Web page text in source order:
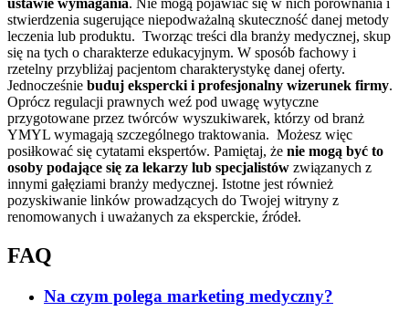
ustawie wymagania. Nie mogą pojawiać się w nich porównania i
stwierdzenia sugerujące niepodważalną skuteczność danej metody
leczenia lub produktu. Tworząc treści dla branży medycznej, skup
się na tych o charakterze edukacyjnym. W sposób fachowy i
rzetelny przybliżaj pacjentom charakterystykę danej oferty.
Jednocześnie buduj ekspercki i profesjonalny wizerunek firmy.
Oprócz regulacji prawnych weź pod uwagę wytyczne
przygotowane przez twórców wyszukiwarek, którzy od branż
YMYL wymagają szczególnego traktowania. Możesz więc
posiłkować się cytatami ekspertów. Pamiętaj, że nie mogą być to
osoby podające się za lekarzy lub specjalistów związanych z
innymi gałęziami branży medycznej. Istotne jest również
pozyskiwanie linków prowadzących do Twojej witryny z
renomowanych i uważanych za eksperckie, źródeł.
FAQ
Na czym polega marketing medyczny?